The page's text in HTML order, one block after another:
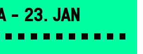
- 23. Jan